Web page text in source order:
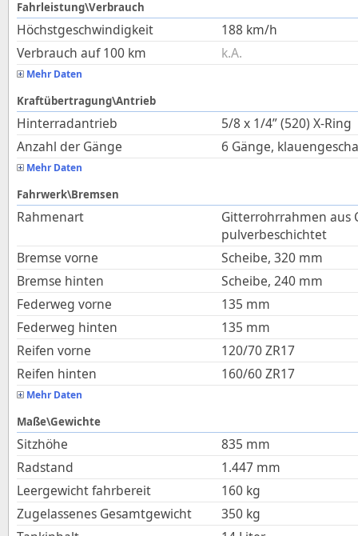
Fahrleistung\Verbrauch
Höchstgeschwindigkeit 188 km/h
Verbrauch auf 100 km
k.A.
Mehr Daten
Kraftübertragung\Antrieb
Hinterradantrieb
5/8 x 1/4” (520) X‑Ring
Anzahl der Gänge
6 Gänge,
Mehr Daten
Fahrwerk\Bremsen
Rahmenart
Gitterrohrrahmen aus
pulverbeschichtet
Bremse vorne
Scheibe, 320 mm
Bremse hinten
Scheibe, 240 mm
Federweg vorne
135 mm
Federweg hinten
135 mm
Reifen vorne
120/70 ZR17
Reifen hinten
160/60 ZR17
Mehr Daten
Maße\Gewichte
Sitzhöhe 835 mm
Radstand
1.447 mm
Leergewicht fahrbereit
160 kg
Zugelassenes Gesamtgewicht
350 kg